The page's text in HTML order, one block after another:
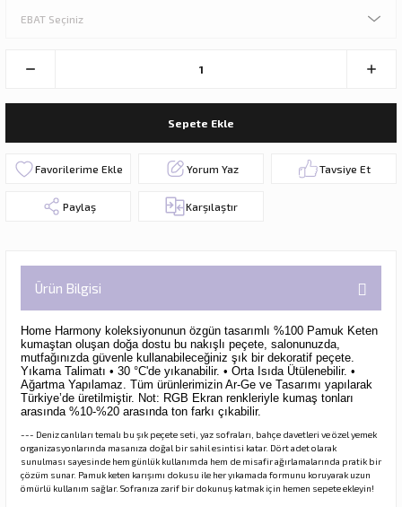
Sepete Ekle
Yorum Yaz Tavsiye Et
Paylaş Karşılaştır
Ürün Bilgisi
Home Harmony koleksiyonunun özgün tasarımlı %100 Pamuk Keten
kumaştan oluşan doğa dostu bu nakışlı peçete, salonunuzda,
mutfağınızda güvenle kullanabileceğiniz şık bir dekoratif peçete.
Yıkama Talimatı • 30 °C'de yıkanabilir. • Orta Isıda Ütülenebilir. •
Ağartma Yapılamaz. Tüm ürünlerimizin Ar-Ge ve Tasarımı yapılarak
Türkiye’de üretilmiştir. Not: RGB Ekran renkleriyle kumaş tonları
arasında %10-%20 arasında ton farkı çıkabilir.
--- Deniz canlıları temalı bu şık peçete seti, yaz sofraları, bahçe davetleri ve özel yemek
organizasyonlarında masanıza doğal bir sahil esintisi katar. Dört adet olarak
sunulması sayesinde hem günlük kullanımda hem de misafir ağırlamalarında pratik bir
çözüm sunar. Pamuk keten karışımı dokusu ile her yıkamada formunu koruyarak uzun
ömürlü kullanım sağlar. Sofranıza zarif bir dokunuş katmak için hemen sepete ekleyin!